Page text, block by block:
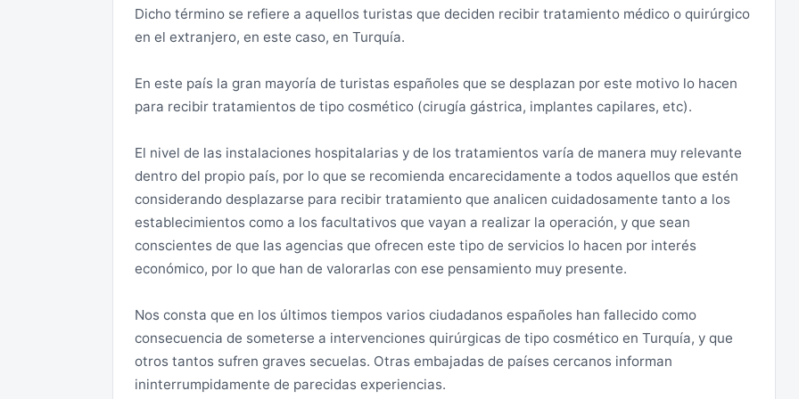
En todas estas provincias se han declarado zonas especiales de seguridad, en las que la
entrada está sujeta a una autorización previa de las autoridades turcas. La situación de
evolución de los acontecimientos.
terrorista.
La mayor parte de los puntos fronterizos entre Siria y Turquía se encuentran cerrados. Estas
autoridades limitan las entradas desde Siria a casos muy excepcionales, por los puestos
excepcionalmente abiertos y sujetos a un estricto proceso de autorización administrativa
previa a través de la Embajada de España en Ankara. Este proceso se puede prolongar en el
entren a Turquía desde Siria deben asegurarse a su entrada de que se les ha sellado el
pasaporte para poder salir posteriormente de Turquía.
En caso de entrar en Turquía sin pasaporte español o con pasaporte español caducado es
En el caso de entrar con el pasaporte, tras el paso del control policial, conviene verificar que la
policía haya estampado un sello, en donde figure la fecha de entrada y la leyenda GIRIS
la entrada al país por alguna de las fronteras terrestres. Las autoridades turcas verificarán a la
salida que la estancia en el país no haya sido superior a 90 días.
Pasaportes sin páginas libres: No se acepta la entrada de los extranjeros que no tengan al
menos una página libre en sus pasaportes.
Casos en los que solamente es posible acceder con pasaporte y no se permite la entrada en el
país con DNI:
Si se accede al país en un vehículo propio.
Si se llevan objetos de valor que declarar en la aduana (conviene consultar el importe con la
Dicho término se refiere a aquellos turistas que deciden recibir tratamiento médico o quirúrgico
en el extranjero, en este caso, en Turquía.
En este país la gran mayoría de turistas españoles que se desplazan por este motivo lo hacen
para recibir tratamientos de tipo cosmético (cirugía gástrica, implantes capilares, etc).
El nivel de las instalaciones hospitalarias y de los tratamientos varía de manera muy relevante
dentro del propio país, por lo que se recomienda encarecidamente a todos aquellos que estén
considerando desplazarse para recibir tratamiento que analicen cuidadosamente tanto a los
establecimientos como a los facultativos que vayan a realizar la operación, y que sean
conscientes de que las agencias que ofrecen este tipo de servicios lo hacen por interés
económico, por lo que han de valorarlas con ese pensamiento muy presente.
Nos consta que en los últimos tiempos varios ciudadanos españoles han fallecido como
consecuencia de someterse a intervenciones quirúrgicas de tipo cosmético en Turquía, y que
otros tantos sufren graves secuelas. Otras embajadas de países cercanos informan
ininterrumpidamente de parecidas experiencias.